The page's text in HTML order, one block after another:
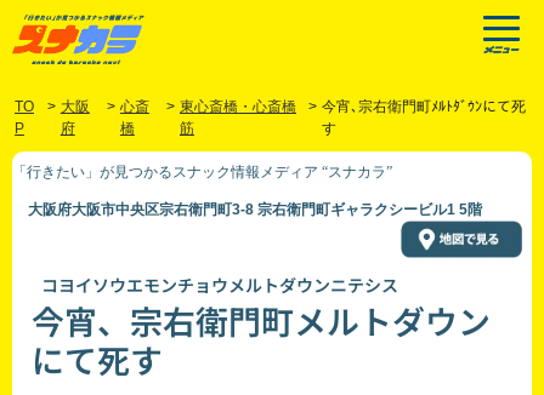
TO
P
> 大阪
府
> 心斎
橋
> 東心斎橋・心斎橋
筋
> 今宵､宗右衛門町ﾒﾙﾄﾀﾞｳﾝにて死
す
「行きたい」が見つかるスナック情報メディア “スナカラ”
大阪府大阪市中央区宗右衛門町3-8 宗右衛門町ギャラクシービル1 5階
コヨイソウエモンチョウメルトダウンニテシス
今宵、宗右衛門町メルトダウン
にて死す